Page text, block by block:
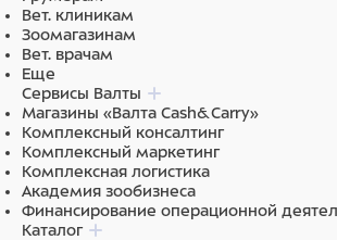
Вет. клиникам
Зоомагазинам
Вет. врачам
Еще
Сервисы Валты
Магазины «Валта Cash&Carry»
Комплексный консалтинг
Комплексный маркетинг
Комплексная логистика
Академия зообизнеса
Финансирование операционной
Каталог